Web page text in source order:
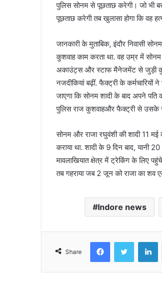
पुलिस सोनम से पूछताछ करेगी। जो भी
पूछताछ करेगी तब खुलासा होगा कि वह
जानकारी के मुताबिक, इंदौर निवासी
कुशवाह काम करता था. वह उम्र में
अकाउंट्स और स्टाफ मैनेजमेंट से जुड़ी कुछ
नजदीकियां बढ़ीं. फैक्ट्री के कर्मचारियों
जाएगा कि सोनम शादी के बाद अपने
पुलिस राज कुशवाहऔर फैक्ट्री से उसके
सोनम और राजा रघुवंशी की शादी 11 मई
कराया था. शादी के 9 दिन बाद, यानी
मावलाखियात क्षेत्र में ट्रेकिंग के लिए
तब गहराया जब 2 जून को राजा का शव
Indore news
Share
FacebookTwitter